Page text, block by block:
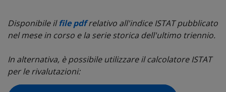
Disponibile ilfile pdfrelativo all'indice ISTAT pubblicato
nel mese in corso e la serie storica dell'ultimo triennio.
In alternativa, è possibile utilizzare il calcolatore ISTAT
per le rivalutazioni: